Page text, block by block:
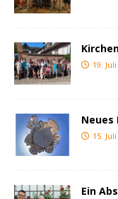
19.
15.
Ein